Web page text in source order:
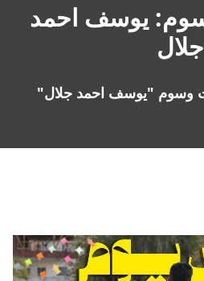
يوسف احمد
جلال
وسوم "يوسف احمد جلال"